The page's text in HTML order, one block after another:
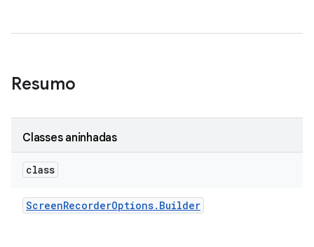
Resumo
Classes aninhadas
class
ScreenRecorderOptions. Builder